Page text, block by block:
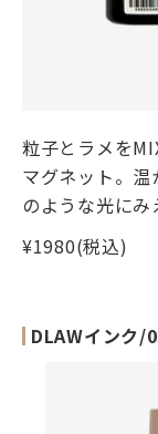
粒子とラメを
マグネット。
のような光にみ
¥1980(税込)
DLAWインク/